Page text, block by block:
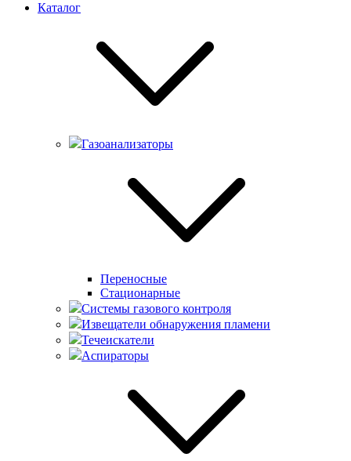
Каталог
Газоанализаторы
Переносные
Стационарные
Системы газового контроля
Извещатели обнаружения пламени
Течеискатели
Аспираторы